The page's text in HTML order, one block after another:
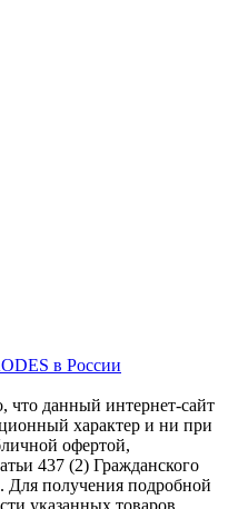
в России
данный интернет-сайт
характер и ни при
офертой,
437 (2) Гражданского
Для получения подробной
указанных товаров,